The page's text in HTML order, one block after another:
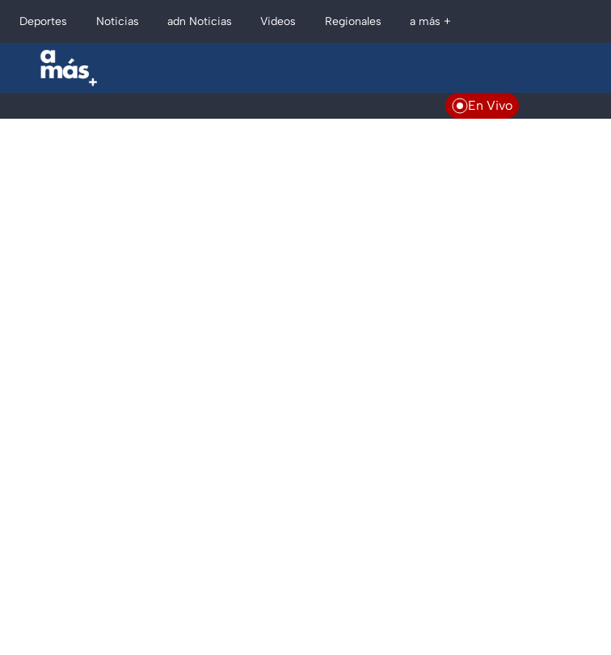
Deportes Noticias adn Noticias Videos Regionales a más +
En Vivo